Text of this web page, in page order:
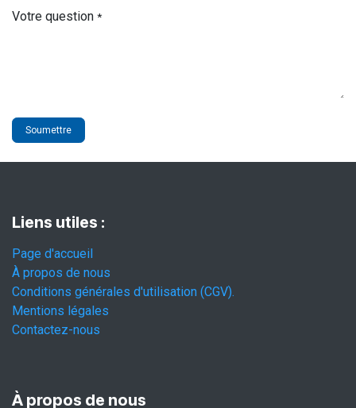
Votre question *
Soumettre
Liens utiles :
Page d'accueil
À propos de nous
Conditions générales d'utilisation (CGV).
Mentions légales
Contactez-nous
À propos de nous